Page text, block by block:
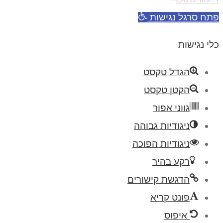
פתח סרגל נגישות
כלי נגישות
הגדל טקסט
הקטן טקסט
גווני אפור
ניגודיות גבוהה
ניגודיות הפוכה
רקע בהיר
הדגשת קישורים
פונט קריא
איפוס